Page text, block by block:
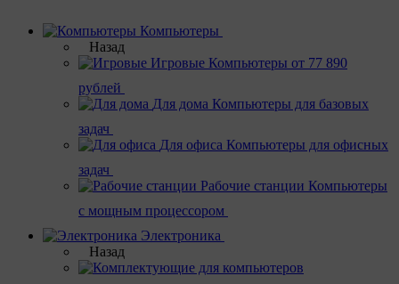
Компьютеры
Назад
Игровые Компьютеры от 77 890
рублей
Для дома Компьютеры для базовых
задач
Для офиса Компьютеры для офисных
задач
Рабочие станции Компьютеры
с мощным процессором
Электроника
Назад